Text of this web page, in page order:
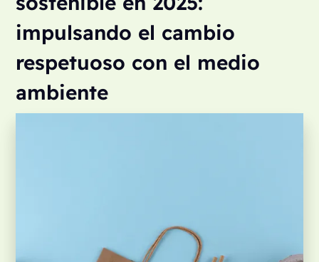
impulsando el cambio
respetuoso con el medio
ambiente